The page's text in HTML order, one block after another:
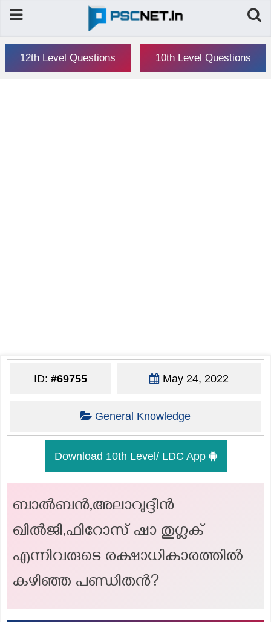
12th Level Questions 10th Level Questions
ID:#69755 May 24, 2022
General Knowledge
Download 10th Level/ LDC App
ബാൽബൻ,അലാവുദ്ദീൻ
ഖിൽജി,ഫിറോസ് ഷാ തുഗ്ലക്
എന്നിവരുടെ രക്ഷാധികാരത്തിൽ
കഴിഞ്ഞ പണ്ഡിതൻ?